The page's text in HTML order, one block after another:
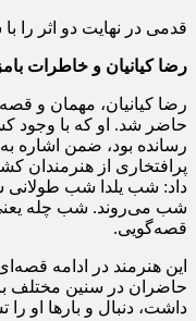
قدمی در نهایت دو اثر را
رضا کیانیان و خاطرات
رضا کیانیان، مهمان و
حاضر شد. او که با وجود
رسانده بود، ضمن اشاره
پرافتخاری از هنرمندان
داد: شب یلدا شب طولانی
شب می‌روند. شب چله
قصه‌گویی.
این هنرمند در ادامه
حاضران در سنین مختلف با
داشت، دنبال و بارها او را